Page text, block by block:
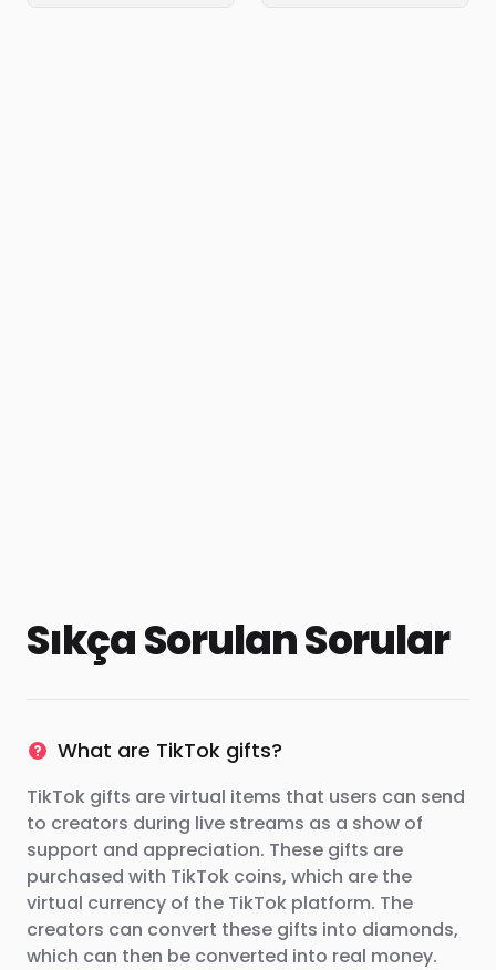
Sıkça Sorulan Sorular
What are TikTok gifts?
TikTok gifts are virtual items that users can send
to creators during live streams as a show of
support and appreciation. These gifts are
purchased with TikTok coins, which are the
virtual currency of the TikTok platform. The
creators can convert these gifts into diamonds,
which can then be converted into real money.